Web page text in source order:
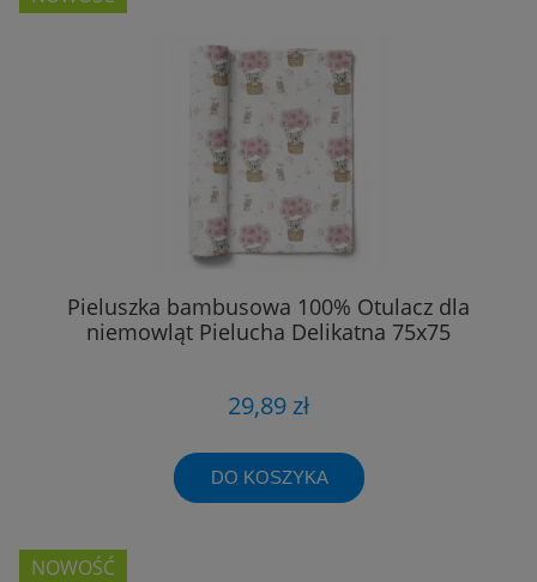
Pieluszka bambusowa 100% Otulacz dla
niemowląt Pielucha Delikatna 75x75
29,89 zł
DO KOSZYKA
NOWOŚĆ